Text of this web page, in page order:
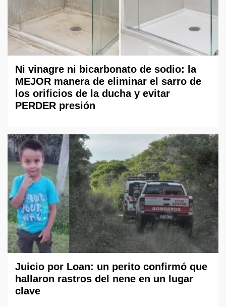
Ni vinagre ni bicarbonato de sodio: la
MEJOR manera de eliminar el sarro de
los orificios de la ducha y evitar
PERDER presión
Juicio por Loan: un perito confirmó que
hallaron rastros del nene en un lugar
clave